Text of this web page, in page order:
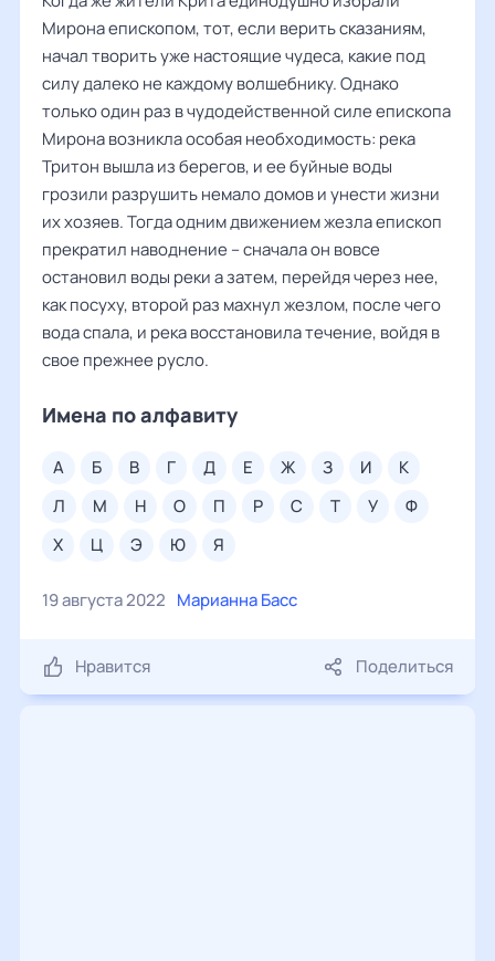
Мирона епископом, тот, если верить сказаниям,
начал творить уже настоящие чудеса, какие под
силу далеко не каждому волшебнику. Однако
только один раз в чудодейственной силе епископа
Мирона возникла особая необходимость: река
Тритон вышла из берегов, и ее буйные воды
грозили разрушить немало домов и унести жизни
их хозяев. Тогда одним движением жезла епископ
прекратил наводнение – сначала он вовсе
остановил воды реки а затем, перейдя через нее,
как посуху, второй раз махнул жезлом, после чего
вода спала, и река восстановила течение, войдя в
свое прежнее русло.
Имена по алфавиту
а б в г д е ж з и
к
л
м н о п р с т у
ф
х
ц э ю я
19 августа 2022 Марианна Басс
Нравится Поделиться